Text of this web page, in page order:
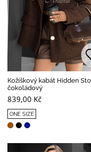
Kožíškový kabát Hidden
čokoládový
839,00 Kč
ONE SIZE